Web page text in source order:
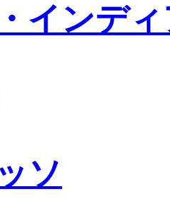
インデ
ソ